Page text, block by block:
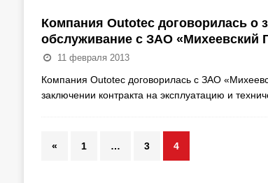
Компания Outotec договорилась о
обслуживание с ЗАО «Михеевский
11 февраля 2013
Компания Outotec договорилась с ЗАО
заключении контракта на эксплуатацию и
« 1 … 3 4